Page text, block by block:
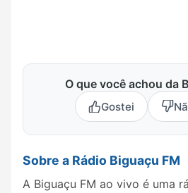
O que você achou da
Gostei
Sobre a Rádio Biguaçu FM
A Biguaçu FM ao vivo é uma